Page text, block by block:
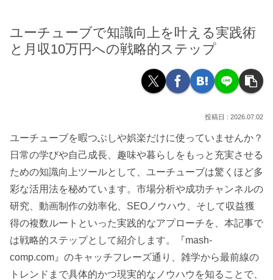
ユーチューブで知識向上を叶える実践術
と月収10万円への戦略的ステップ
2026.07.02
ユーチューブを暇つぶしや娯楽だけに使っていませんか？
日常の学びや自己成長、趣味や暮らしをもっと充実させる
ための知識向上ツールとして、ユーチューブは驚くほど多
彩な活用法を秘めています。市場分析や成功チャンネルの
研究、動画制作の効率化、SEOノウハウ、そして収益獲
得の複数ルートといった実践的なアプローチを、本記事で
は戦略的ステップとして紹介します。『mash-
comp.com』のキャッチフレーズ通り、雑学から最前線の
トレンドまで具体的かつ現実的なノウハウを知ることで、